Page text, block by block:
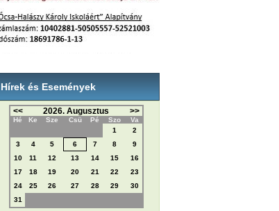
Hírek és Események
<< 2026. Augusztus >>
Hé Ke Sze Csü Pé Szo
Va
1
2
3
4 5 6 7 8
9
10
11 12 13 14 15
16
17
18 19 20 21 22
23
24
25 26 27 28 29
30
31